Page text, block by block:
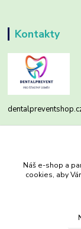
Kontakty
(Po-Pá, 8-16 hod.)
Náš e-shop a
cookies, aby